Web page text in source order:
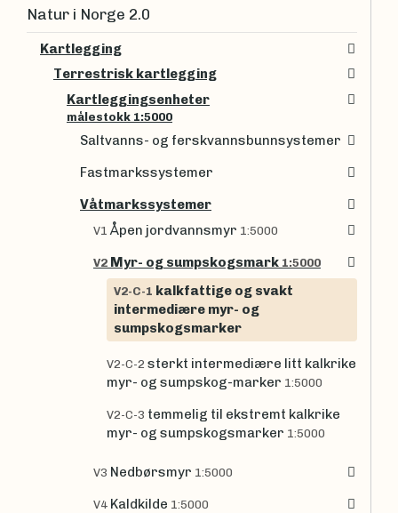
Natur i Norge 2.0
Kartlegging
Terrestrisk kartlegging
Kartleggingsenheter
målestokk 1:5000
Saltvanns- og ferskvannsbunnsystemer
Fastmarkssystemer
Våtmarkssystemer
V1 Åpen jordvannsmyr 1:5000
V2 Myr- og sumpskogsmark 1:5000
V2-C-1 kalkfattige og svakt
intermediære myr- og
sumpskogsmarker
V2-C-2 sterkt intermediære litt kalkrike
myr- og sumpskog-marker 1:5000
V2-C-3 temmelig til ekstremt kalkrike
myr- og sumpskogsmarker 1:5000
V3 Nedbørsmyr 1:5000
V4 Kaldkilde 1:5000